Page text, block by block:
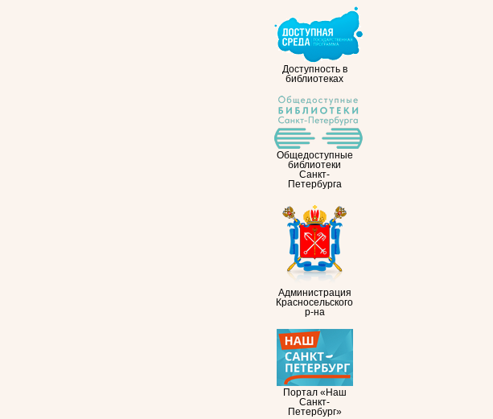
Доступность в
библиотеках
Общедоступные
библиотеки
Санкт-
Петербурга
Администрация
Красносельского
р-на
Портал «Наш
Санкт-
Петербург»